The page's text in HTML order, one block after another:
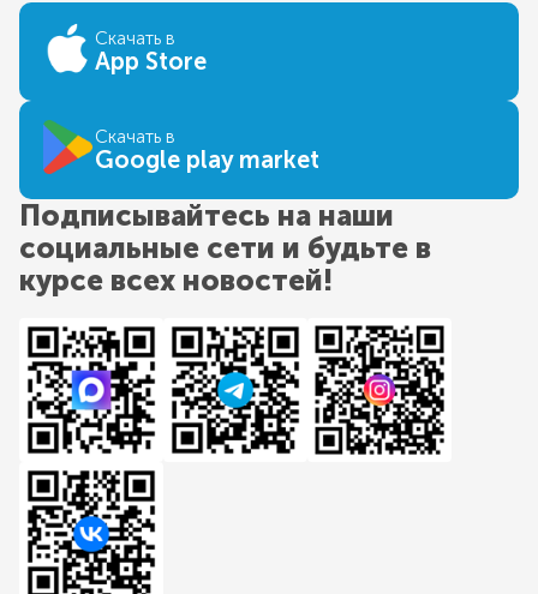
Скачать в
App Store
Скачать в
Google play market
Подписывайтесь на наши
социальные сети и будьте в
курсе всех новостей!